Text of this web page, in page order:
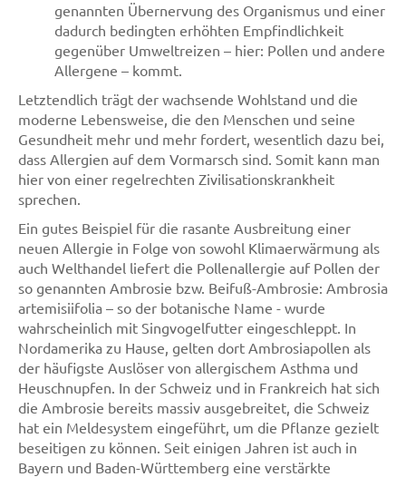
genannten Übernervung des Organismus und einer
dadurch bedingten erhöhten Empfindlichkeit
gegenüber Umweltreizen – hier: Pollen und andere
Allergene – kommt.
Letztendlich trägt der wachsende Wohlstand und die
moderne Lebensweise, die den Menschen und seine
Gesundheit mehr und mehr fordert, wesentlich dazu bei,
dass Allergien auf dem Vormarsch sind. Somit kann man
hier von einer regelrechten Zivilisationskrankheit
sprechen.
Ein gutes Beispiel für die rasante Ausbreitung einer
neuen Allergie in Folge von sowohl Klimaerwärmung als
auch Welthandel liefert die Pollenallergie auf Pollen der
so genannten Ambrosie bzw. Beifuß-Ambrosie: Ambrosia
artemisiifolia – so der botanische Name - wurde
wahrscheinlich mit Singvogelfutter eingeschleppt. In
Nordamerika zu Hause, gelten dort Ambrosiapollen als
der häufigste Auslöser von allergischem Asthma und
Heuschnupfen. In der Schweiz und in Frankreich hat sich
die Ambrosie bereits massiv ausgebreitet, die Schweiz
hat ein Meldesystem eingeführt, um die Pflanze gezielt
beseitigen zu können. Seit einigen Jahren ist auch in
Bayern und Baden-Württemberg eine verstärkte